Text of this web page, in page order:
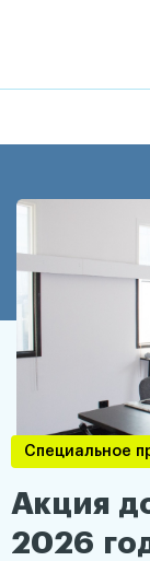
Специальное
Акция
2026